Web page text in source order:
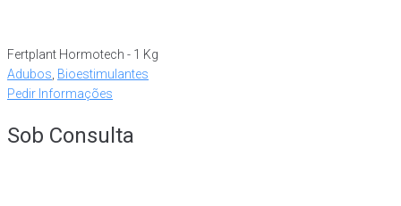
Fertplant Hormotech - 1 Kg
Adubos, Bioestimulantes
Pedir Informações
Sob Consulta